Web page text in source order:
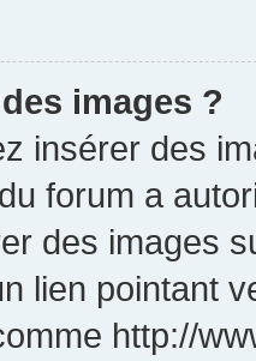
images ?
insérer des
forum a
des images
lien pointant
http://